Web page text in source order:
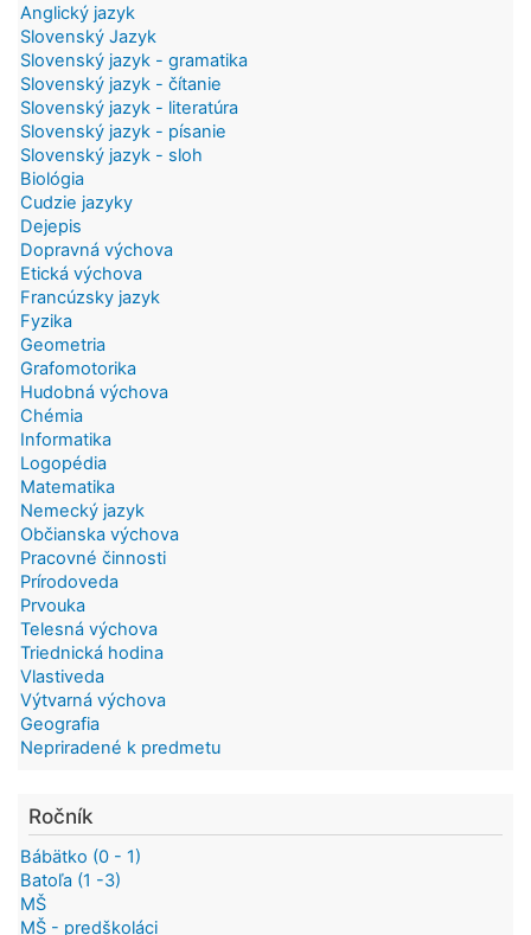
Anglický jazyk
Slovenský Jazyk
Slovenský jazyk - gramatika
Slovenský jazyk - čítanie
Slovenský jazyk - literatúra
Slovenský jazyk - písanie
Slovenský jazyk - sloh
Biológia
Cudzie jazyky
Dejepis
Dopravná výchova
Etická výchova
Francúzsky jazyk
Fyzika
Geometria
Grafomotorika
Hudobná výchova
Chémia
Informatika
Logopédia
Matematika
Nemecký jazyk
Občianska výchova
Pracovné činnosti
Prírodoveda
Prvouka
Telesná výchova
Triednická hodina
Vlastiveda
Výtvarná výchova
Geografia
Nepriradené k predmetu
Ročník
Bábätko (0 - 1)
Batoľa (1 -3)
MŠ
MŠ - predškoláci